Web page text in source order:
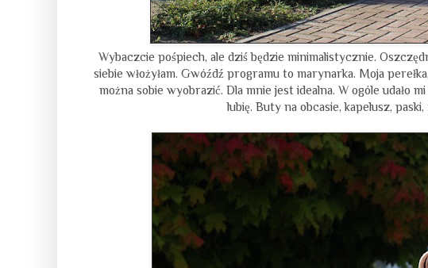
Wybaczcie pośpiech, ale dziś będzie minimalistycznie.
siebie włożyłam. Gwóźdź programu to marynarka. Moja
można sobie wyobrazić. Dla mnie jest idealna. W ogóle udało
lubię. Buty na obcasie, kapelusz,